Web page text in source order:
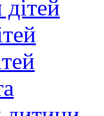
дітей